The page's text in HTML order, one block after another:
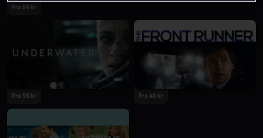
Fra 59 kr
Fra 55 kr Fra 49 kr